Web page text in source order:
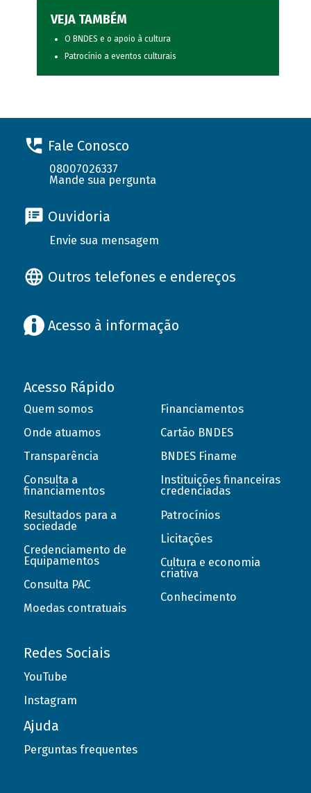
VEJA TAMBÉM
O BNDES e o apoio à cultura
Patrocínio a eventos culturais
Fale Conosco
08007026337
Mande sua pergunta
Ouvidoria
Envie sua mensagem
Outros telefones e endereços
Acesso à informação
Acesso Rápido
Quem somos
Onde atuamos
Transparência
Consulta a
financiamentos
Resultados para a
sociedade
Credenciamento de
Equipamentos
Consulta PAC
Moedas contratuais
Financiamentos
Cartão BNDES
BNDES Finame
Instituições financeiras
credenciadas
Patrocínios
Licitações
Cultura e economia
criativa
Conhecimento
Redes Sociais
YouTube
Instagram
Ajuda
Perguntas frequentes